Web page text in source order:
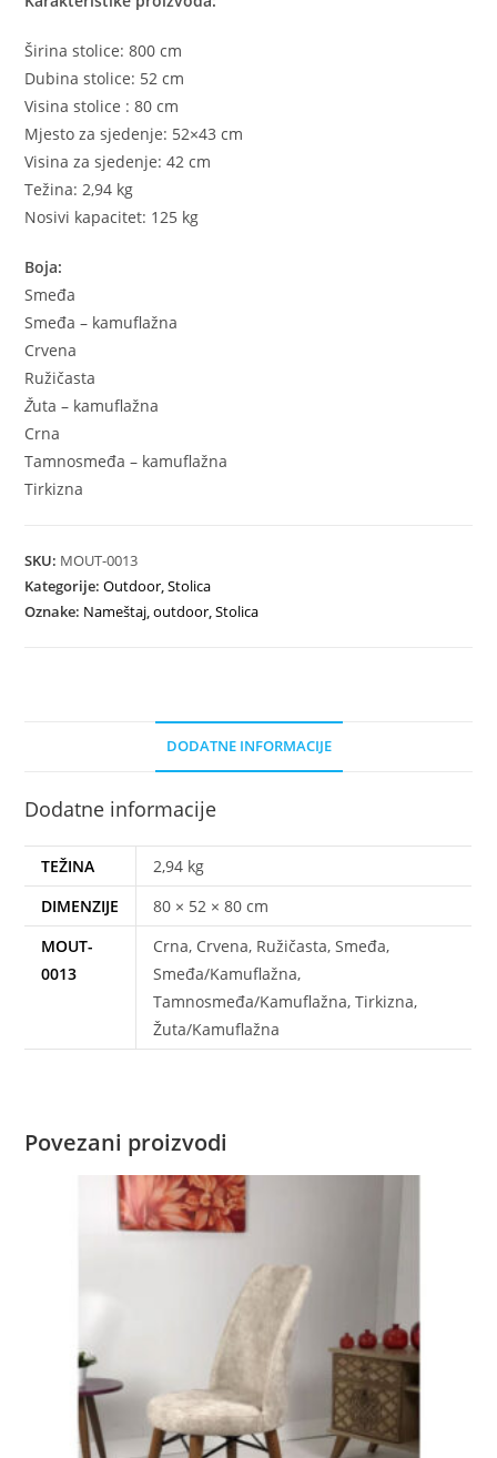
Širina stolice: 800 cm
Dubina stolice: 52 cm
Visina stolice : 80 cm
Mjesto za sjedenje: 52×43 cm
Visina za sjedenje: 42 cm
Težina: 2,94 kg
Nosivi kapacitet: 125 kg
Boja:
Smeđa
Smeđa – kamuflažna
Crvena
Ružičasta
Žuta – kamuflažna
Crna
Tamnosmeđa – kamuflažna
Tirkizna
SKU: MOUT-0013
Kategorije:Outdoor ,Stolica
Oznake: Nameštaj ,outdoor ,Stolica
DODATNE INFORMACIJE
Dodatne informacije
TEŽINA
2,94 kg
DIMENZIJE
80 × 52 × 80 cm
MOUT-
0013
Crna, Crvena, Ružičasta, Smeđa,
Smeđa/Kamuflažna,
Tamnosmeđa/Kamuflažna, Tirkizna,
Žuta/Kamuflažna
Povezani proizvodi